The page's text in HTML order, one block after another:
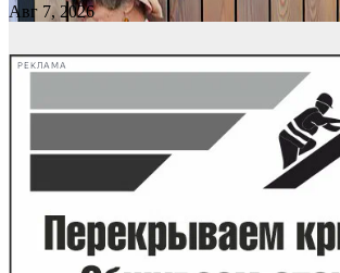
Авг 7, 2026
РЕКЛАМА